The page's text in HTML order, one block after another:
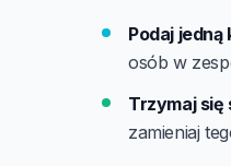
Podaj
osób w
Trzymaj się
zamieniaj